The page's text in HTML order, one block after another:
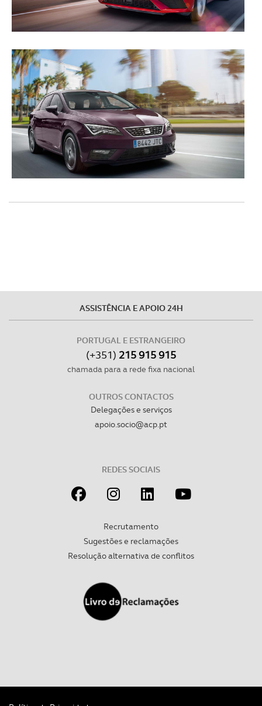
ASSISTÊNCIA E APOIO 24H
PORTUGAL E ESTRANGEIRO
(+351) 215 915 915
chamada para a rede fixa nacional
OUTROS CONTACTOS
Delegações e serviços
apoio.socio@acp.pt
REDES SOCIAIS
Recrutamento
Sugestões e reclamações
Resolução alternativa de conflitos